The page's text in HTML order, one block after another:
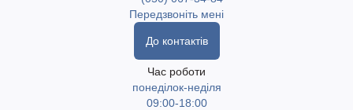
Передзвоніть мені
До контактів
Час роботи
понеділок-неділя
09:00-18:00